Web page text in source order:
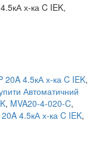
х-ка C IEK,
20A 4.5кА х-ка C IEK,
Автоматичний
, MVA20-4-020-C,
4.5кА х-ка C IEK,